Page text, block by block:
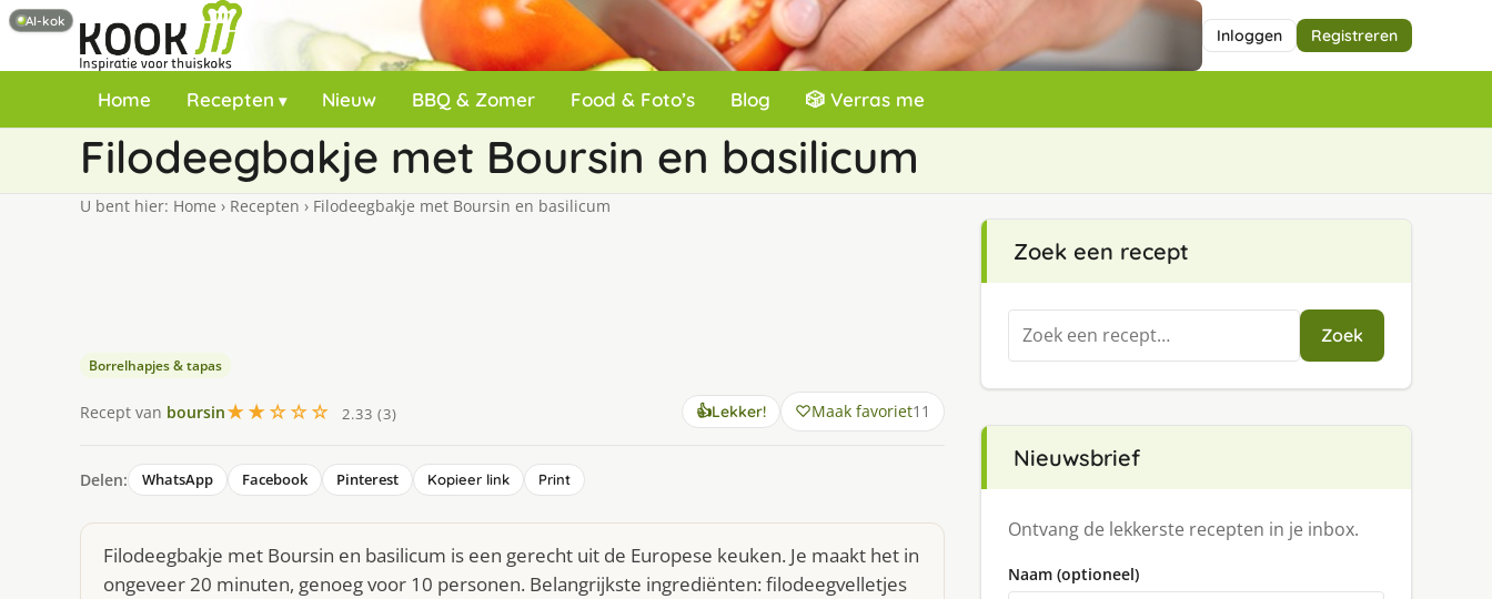
Inloggen Registreren
Home Recepten Nieuw BBQ & Zomer Food & Foto’s Blog 🎲 Verras me
Filodeegbakje met Boursin en basilicum
U bent hier: Home › Recepten › Filodeegbakje met Boursin en basilicum
Borrelhapjes & tapas
Recept van boursin★★☆☆☆ 2.33 (3) 👍Lekker! Maak favoriet11
Delen: WhatsApp Facebook Pinterest Kopieer link Print
Filodeegbakje met Boursin en basilicum is een gerecht uit de Europese keuken. Je maakt het in
ongeveer 20 minuten, genoeg voor 10 personen. Belangrijkste ingrediënten: filodeegvelletjes
Zoek een recept
Zoeken
naar:
Zoek
Nieuwsbrief
Ontvang de lekkerste recepten in je inbox.
Naam (optioneel)
AI-kok